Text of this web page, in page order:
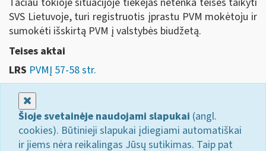
SVS Lietuvoje, turi registruotis įprastu PVM mokėtoju ir
sumokėti išskirtą PVM į valstybės biudžetą.
Teises aktai
LRS PVMĮ 57-58 str.
Šioje svetainėje naudojami slapukai (angl.
cookies). Būtinieji slapukai įdiegiami automatiškai
ir jiems nėra reikalingas Jūsų sutikimas. Taip pat